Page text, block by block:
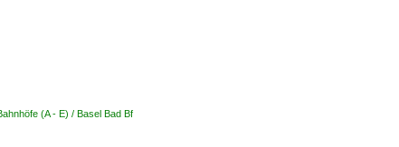
(A - E) / Basel Bad Bf